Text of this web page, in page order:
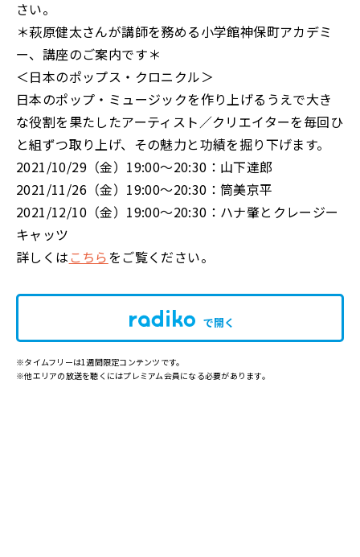
さい。
＊萩原健太さんが講師を務める小学館神保町アカデミ
ー、講座のご案内です＊
＜日本のポップス・クロニクル＞
日本のポップ・ミュージックを作り上げるうえで大き
な役割を果たしたアーティスト／クリエイターを毎回ひ
と組ずつ取り上げ、その魅力と功績を掘り下げます。
2021/10/29（金）19:00～20:30：山下達郎
2021/11/26（金）19:00～20:30：筒美京平
2021/12/10（金）19:00～20:30：ハナ肇とクレージー
キャッツ
詳しくは こちらをご覧ください。
で開く
※タイムフリーは1週間限定コンテンツです。
※他エリアの放送を聴くにはプレミアム会員になる必要があります。